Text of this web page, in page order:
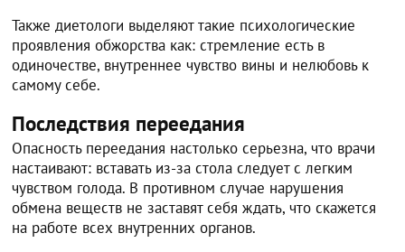
Также диетологи выделяют такие психологические
проявления обжорства как: стремление есть в
одиночестве, внутреннее чувство вины и нелюбовь к
самому себе.
Последствия переедания
Опасность переедания настолько серьезна, что врачи
настаивают: вставать из-за стола следует с легким
чувством голода. В противном случае нарушения
обмена веществ не заставят себя ждать, что скажется
на работе всех внутренних органов.